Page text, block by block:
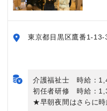
東京都目黒区鷹番1-13-
介護福祉士 時給：
初任者研修 時給：
★早朝夜間はさらに時